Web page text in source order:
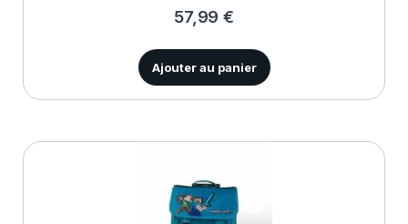
Noté4.50
sur 5
notations
57,99€
Ajouter au panier